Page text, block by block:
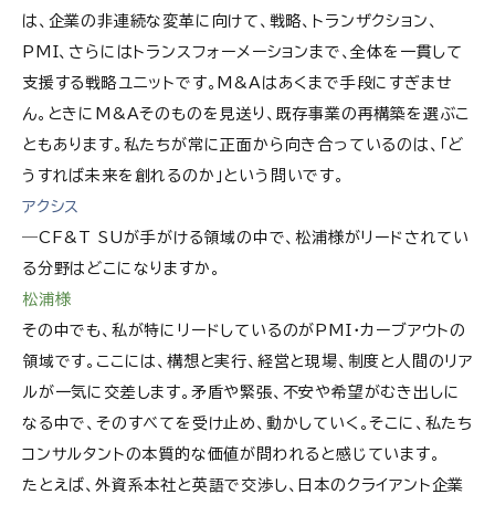
は、企業の非連続な変革に向けて、戦略、トランザクション、
PMI、さらにはトランスフォーメーションまで、全体を一貫して
支援する戦略ユニットです。M&Aはあくまで手段にすぎませ
ん。ときにM&Aそのものを見送り、既存事業の再構築を選ぶこ
ともあります。私たちが常に正面から向き合っているのは、「ど
うすれば未来を創れるのか」という問いです。
アクシス
―CF&T SUが手がける領域の中で、松浦様がリードされてい
る分野はどこになりますか。
松浦様
その中でも、私が特にリードしているのがPMI・カーブアウトの
領域です。ここには、構想と実行、経営と現場、制度と人間のリア
ルが一気に交差します。矛盾や緊張、不安や希望がむき出しに
なる中で、そのすべてを受け止め、動かしていく。そこに、私たち
コンサルタントの本質的な価値が問われると感じています。
たとえば、外資系本社と英語で交渉し、日本のクライアント企業